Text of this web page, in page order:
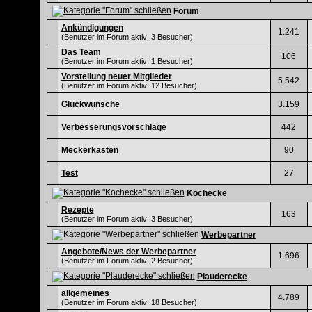
Forum
Ankündigungen
(Benutzer im Forum aktiv: 3 Besucher) 1.241
Das Team
(Benutzer im Forum aktiv: 1 Besucher) 106
Vorstellung neuer Mitglieder
(Benutzer im Forum aktiv: 12 Besucher) 5.542
Glückwünsche 3.159
Verbesserungsvorschläge 442
Meckerkasten 90
Test 27
Kochecke
Rezepte
(Benutzer im Forum aktiv: 3 Besucher) 163
Werbepartner
Angebote/News der Werbepartner
(Benutzer im Forum aktiv: 2 Besucher) 1.696
Plauderecke
allgemeines
(Benutzer im Forum aktiv: 18 Besucher) 4.789